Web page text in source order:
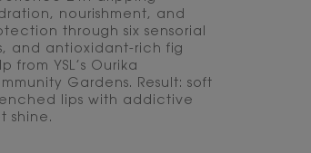
nourishment, and
through six sensorial
and antioxidant-rich fig
from YSL’s Ourika
Gardens. Result: soft
lips with addictive
shine.